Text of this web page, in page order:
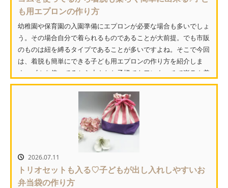
も用エプロンの作り方
幼稚園や保育園の入園準備にエプロンが必要な場合も多いでしょ
う。その場合自分で着られるものであることが大前提。でも市販
のものは紐を縛るタイプであることが多いですよね。そこで今回
は、着脱も簡単にできる子ども用エプロンの作り方を紹介しま
す。ゴムを使ってるから小さなお子様でもワンタッチで楽ラク着
脱...
2026.07.11
トリオセットも入る♡子どもが出し入れしやすいお
弁当袋の作り方